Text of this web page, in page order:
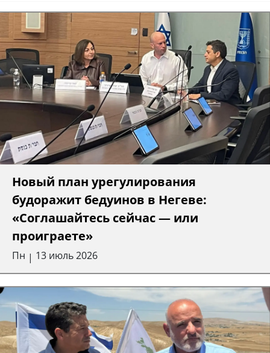
Новый план урегулирования
будоражит бедуинов в Негеве:
«Соглашайтесь сейчас — или
проиграете»
Пн | 13 июль 2026